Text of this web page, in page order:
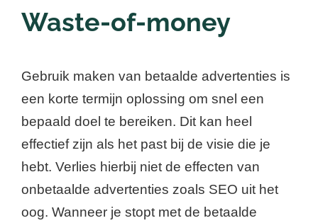
Waste-of-money
Gebruik maken van betaalde advertenties is
een korte termijn oplossing om snel een
bepaald doel te bereiken. Dit kan heel
effectief zijn als het past bij de visie die je
hebt. Verlies hierbij niet de effecten van
onbetaalde advertenties zoals SEO uit het
oog. Wanneer je stopt met de betaalde